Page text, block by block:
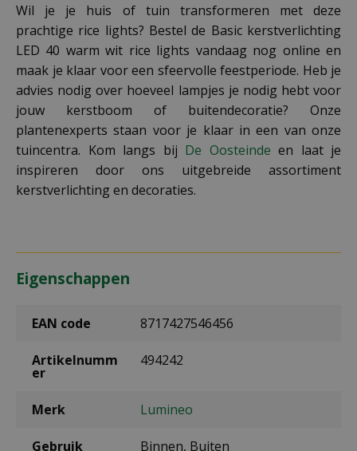
Wil je je huis of tuin transformeren met deze
prachtige rice lights? Bestel de Basic kerstverlichting
LED 40 warm wit rice lights vandaag nog online en
maak je klaar voor een sfeervolle feestperiode. Heb je
advies nodig over hoeveel lampjes je nodig hebt voor
jouw kerstboom of buitendecoratie? Onze
plantenexperts staan voor je klaar in een van onze
tuincentra. Kom langs bij De Oosteinde en laat je
inspireren door ons uitgebreide assortiment
kerstverlichting en decoraties.
Eigenschappen
EAN code 8717427546456
Artikelnumm
er
494242
Merk Lumineo
Gebruik Binnen, Buiten